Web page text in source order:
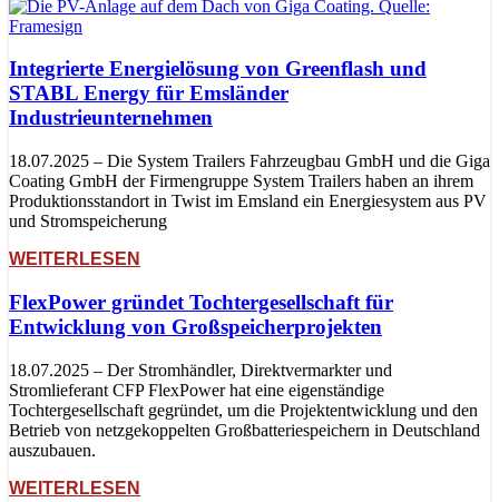
Integrierte Energielösung von Greenflash und
STABL Energy für Emsländer
Industrieunternehmen
18.07.2025 – Die System Trailers Fahrzeugbau GmbH und die Giga
Coating GmbH der Firmengruppe System Trailers haben an ihrem
Produktionsstandort in Twist im Emsland ein Energiesystem aus PV
und Stromspeicherung
WEITERLESEN
FlexPower gründet Tochtergesellschaft für
Entwicklung von Großspeicherprojekten
18.07.2025 – Der Stromhändler, Direktvermarkter und
Stromlieferant CFP FlexPower hat eine eigenständige
Tochtergesellschaft gegründet, um die Projektentwicklung und den
Betrieb von netzgekoppelten Großbatteriespeichern in Deutschland
auszubauen.
WEITERLESEN